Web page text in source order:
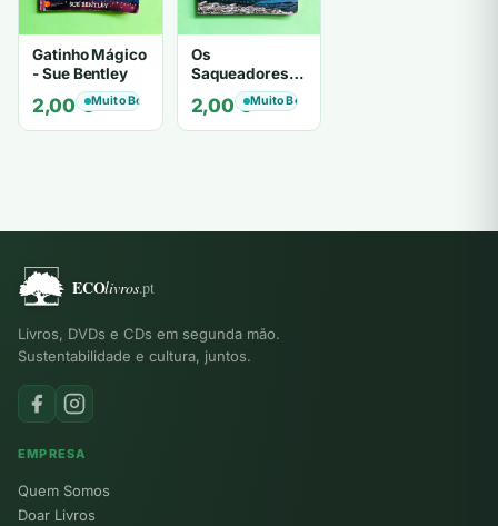
Gatinho Mágico
- Sue Bentley
2,00€Muito Bom
Os
Saqueadores -
Iain Lawrence
2,00€Muito Bom
Livros, DVDs e CDs em segunda mão.
Sustentabilidade e cultura, juntos.
EMPRESA
Quem Somos
Doar Livros